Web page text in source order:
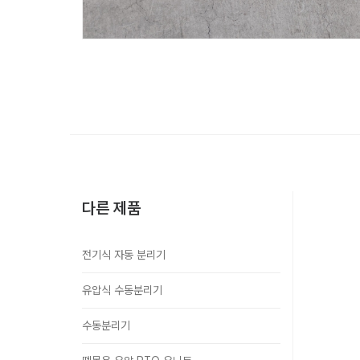
다른 제품
전기식 자동 분리기
유압식 수동분리기
수동분리기